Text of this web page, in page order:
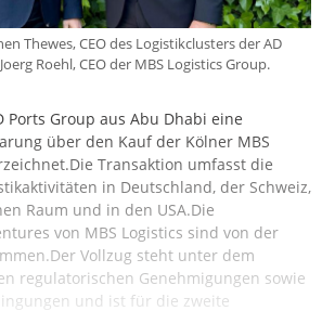
Thewes, CEO des Logistikclusters der AD
Roehl, CEO der MBS Logistics Group.
Ports Group aus Abu Dhabi eine
über den Kauf der Kölner MBS
Transaktion umfasst die
in Deutschland, der Schweiz,
Raum und in den USA.Die
von MBS Logistics sind von der
Vollzug steht unter dem
regulatorischen Genehmigungen sowie
und ist für die zweite